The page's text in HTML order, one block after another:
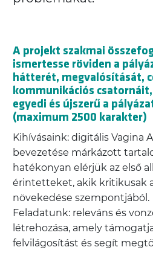
A projekt szakmai
ismertesse röviden a
hátterét, megvalósítását,
kommunikációs
egyedi és újszerű a
(maximum 2500 karakter)
Kihívásaink: digitális Vagina
bevezetése márkázott
hatékonyan elérjük az első
érintetteket, akik kritikusak
növekedése szempontjából.
Feladatunk: releváns és
létrehozása, amely
felvilágosítást és segít